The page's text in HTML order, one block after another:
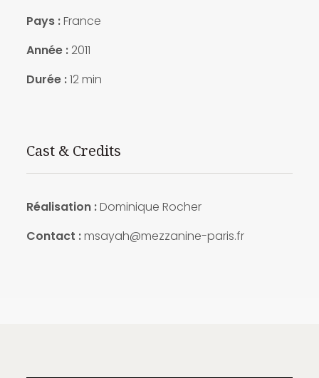
Pays :France
Année : 2011
Durée :12 min
Cast & Credits
Réalisation :Dominique Rocher
Contact :msayah@mezzanine-paris.fr